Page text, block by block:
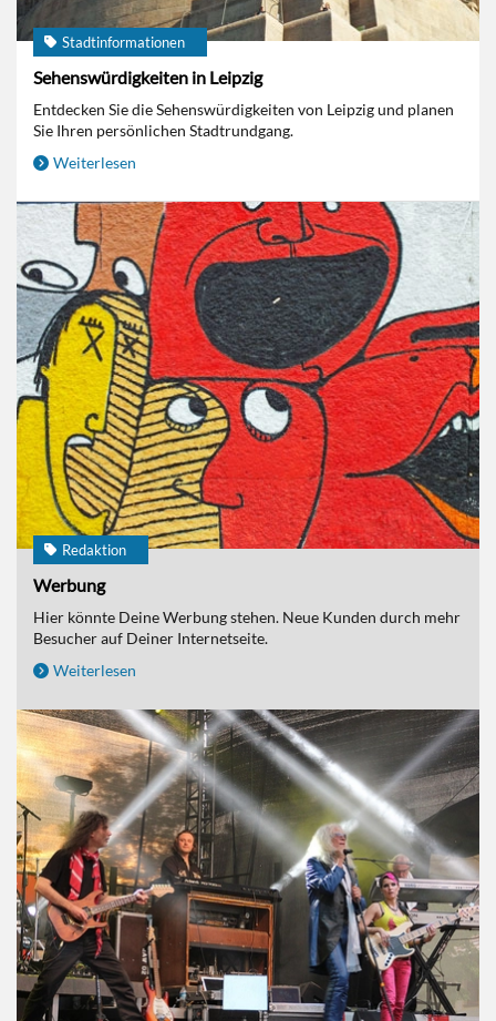
Stadtinformationen
Sehenswürdigkeiten in Leipzig
Entdecken Sie die Sehenswürdigkeiten von Leipzig und planen
Sie Ihren persönlichen Stadtrundgang.
Weiterlesen
Redaktion
Werbung
Hier könnte Deine Werbung stehen. Neue Kunden durch mehr
Besucher auf Deiner Internetseite.
Weiterlesen